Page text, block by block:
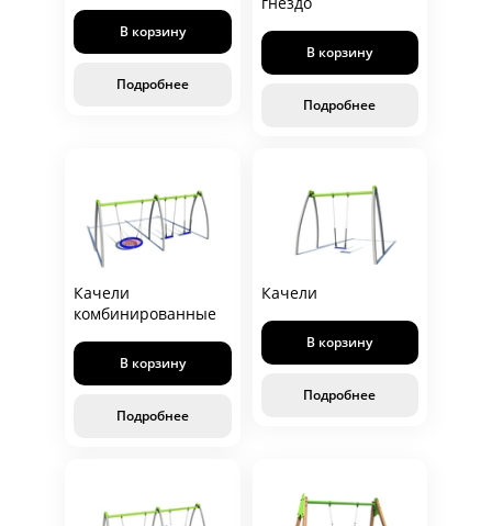
В корзину
Подробнее
В корзину
Подробнее
Качели
комбинированные
В корзину
Подробнее
Качели
В корзину
Подробнее